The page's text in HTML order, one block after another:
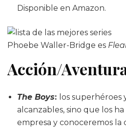
Disponible en Amazon.
Phoebe Waller-Bridge es
Acción/
The Boys: los superhéroes
alcanzables, sino que los
empresa y conoceremos la